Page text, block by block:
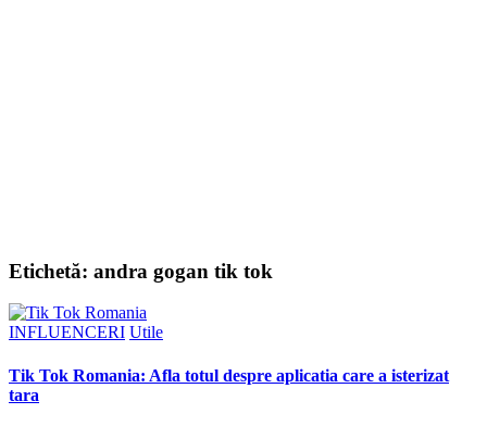
Etichetă: andra gogan tik tok
INFLUENCERI Utile
Tik Tok Romania: Afla totul despre aplicatia care a isterizat
tara